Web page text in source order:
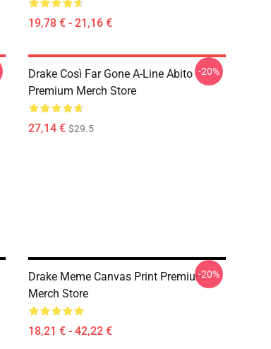
19,78 € - 21,16 €
Drake Così Far Gone A-Line Abito
Premium Merch Store
27,14 € $29.5
-20%
Drake Meme Canvas Print Premium
Merch Store
18,21 € - 42,22 €
-20%